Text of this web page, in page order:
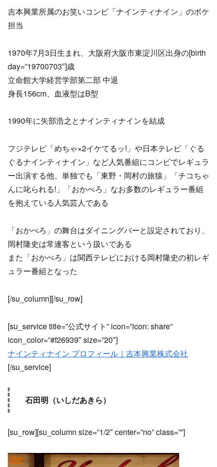
吉本興業所属のお笑いコンビ「ナインティナイン」のボケ
担当
1970年7月3日生まれ、大阪府大阪市東淀川区出身の[birth
day=”19700703″]歳
立命館大学経営学部第二部 中退
身長156cm、血液型はB型
1990年に矢部浩之とナインティナインを結成
フジテレビ「めちゃ×2イケてるッ!」や日本テレビ「ぐる
ぐるナインティナイン」など人気番組にコンビでレギュラ
ー出演する他、単独でも「東野・岡村の旅猿」「チコちゃ
んに叱られる!」「おかべろ」なお多数のレギュラー番組
を抱えている人気芸人である
「おかべろ」の舞台はダイニングバーと設定されており、
岡村隆史は常連客という扱いである
また「おかべろ」は関西テレビにおける岡村隆史の初レギ
ュラー番組となった
[/su_column][/su_row]
[su_service title=”公式サイト” icon=”icon: share”
icon_color=”#f26939″ size=”20″]
ナインティナイン プロフィール｜吉本興業株式会社
[/su_service]
石田明（いしだあきら）
[su_row][su_column size=”1/2″ center=”no” class=””]